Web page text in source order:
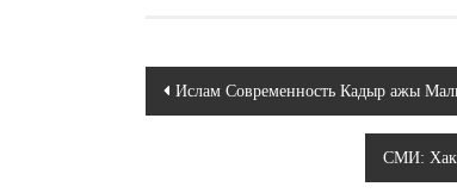
Навигация
Ислам Современность Кадыр ажы
СМИ: